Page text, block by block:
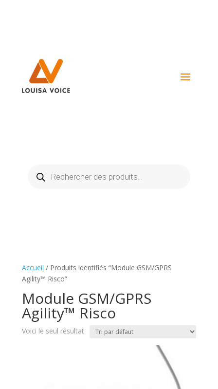
produits
Accueil / Produits identifiés “Module GSM/GPRS
Agility™ Risco”
Module GSM/GPRS
Agility™ Risco
Voici le seul résultat